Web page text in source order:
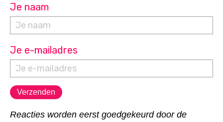
Je naam
Je e-mailadres
Reacties worden eerst goedgekeurd door de